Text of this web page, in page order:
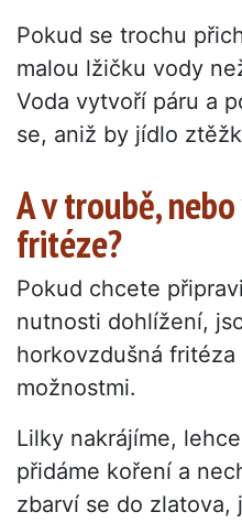
Pokud se trochu
malou lžičku vody
Voda vytvoří páru a
se, aniž by jídlo
A v troubě,
fritéze?
Pokud chcete
nutnosti dohlížení,
horkovzdušná
možnostmi.
Lilky nakrájíme,
přidáme koření a
zbarví se do zlatova,